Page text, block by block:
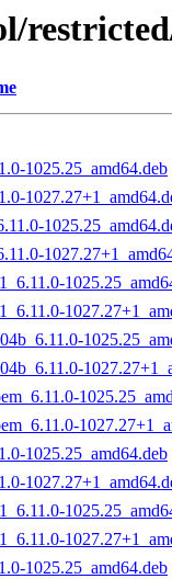
1025.25_amd64.deb
1025.25_amd64.deb
1025.25_amd64.deb